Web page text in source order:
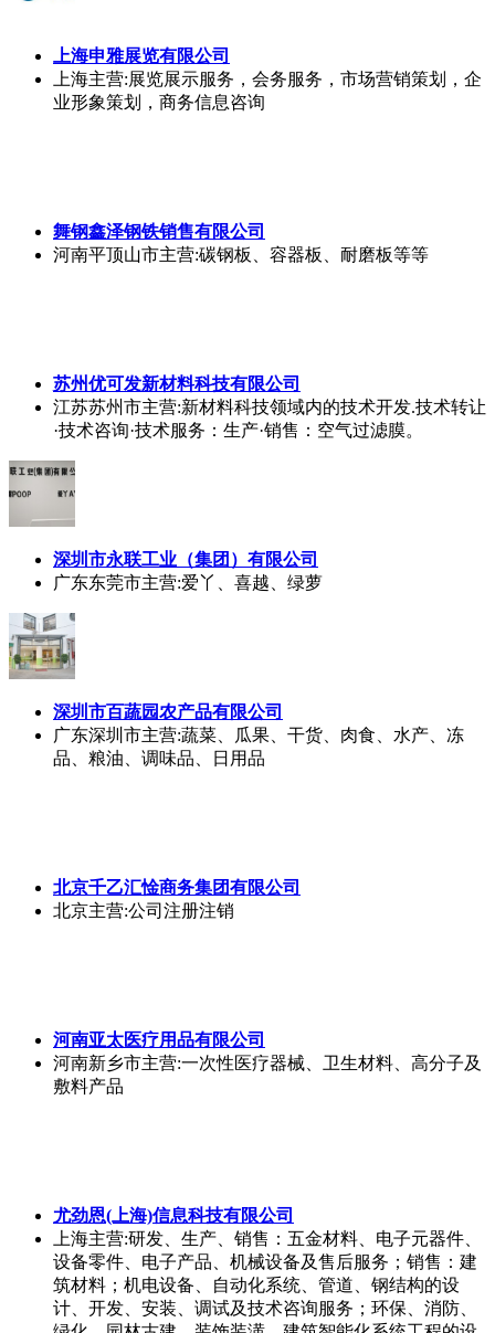
上海申雅展览有限公司
上海主营:展览展示服务，会务服务，市场营销策划，企
业形象策划，商务信息咨询
舞钢鑫泽钢铁销售有限公司
河南平顶山市主营:碳钢板、容器板、耐磨板等等
苏州优可发新材料科技有限公司
江苏苏州市主营:新材料科技领域内的技术开发.技术转让
·技术咨询·技术服务：生产·销售：空气过滤膜。
深圳市永联工业（集团）有限公司
广东东莞市主营:爱丫、喜越、绿萝
深圳市百蔬园农产品有限公司
广东深圳市主营:蔬菜、瓜果、干货、肉食、水产、冻
品、粮油、调味品、日用品
北京千乙汇惍商务集团有限公司
北京主营:公司注册注销
河南亚太医疗用品有限公司
河南新乡市主营:一次性医疗器械、卫生材料、高分子及
敷料产品
尤劲恩(上海)信息科技有限公司
上海主营:研发、生产、销售：五金材料、电子元器件、
设备零件、电子产品、机械设备及售后服务；销售：建
筑材料；机电设备、自动化系统、管道、钢结构的设
计、开发、安装、调试及技术咨询服务；环保、消防、